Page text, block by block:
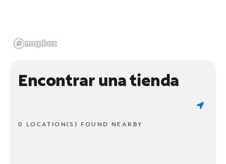
Encontrar una tienda
0 LOCATION(S) FOUND NEARBY